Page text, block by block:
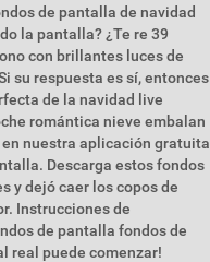
de pantalla de navidad
la pantalla? ¿Te re 39
con brillantes luces de
su respuesta es sí, entonces
de la navidad live
romántica nieve embalan
nuestra aplicación gratuita
Descarga estos fondos
y dejó caer los copos de
Instrucciones de
de pantalla fondos de
real puede comenzar!